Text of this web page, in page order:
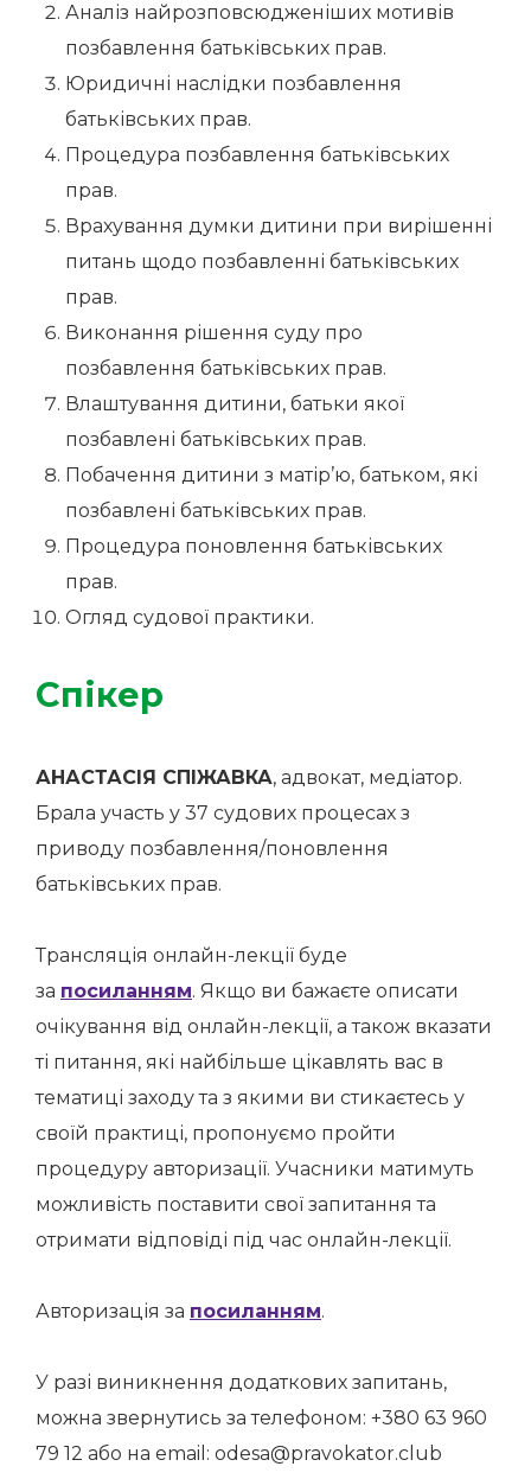
Аналіз найрозповсюдженіших мотивів
позбавлення батьківських прав.
Юридичні наслідки позбавлення
батьківських прав.
Процедура позбавлення батьківських
прав.
Врахування думки дитини при вирішенні
питань щодо позбавленні батьківських
прав.
Виконання рішення суду про
позбавлення батьківських прав.
Влаштування дитини, батьки якої
позбавлені батьківських прав.
Побачення дитини з матір’ю, батьком, які
позбавлені батьківських прав.
Процедура поновлення батьківських
прав.
Огляд судової практики.
Спікер
АНАСТАСІЯ СПІЖАВКА, адвокат, медіатор.
Брала участь у 37 судових процесах з
приводу позбавлення/поновлення
батьківських прав.
Трансляція онлайн-лекції буде
за посиланням. Якщо ви бажаєте описати
очікування від онлайн-лекції, а також вказати
ті питання, які найбільше цікавлять вас в
тематиці заходу та з якими ви стикаєтесь у
своїй практиці, пропонуємо пройти
процедуру авторизації. Учасники матимуть
можливість поставити свої запитання та
отримати відповіді під час онлайн-лекції.
Авторизація за посиланням.
У разі виникнення додаткових запитань,
можна звернутись за телефоном: +380 63 960
79 12 або на email: odesa@pravokator.club